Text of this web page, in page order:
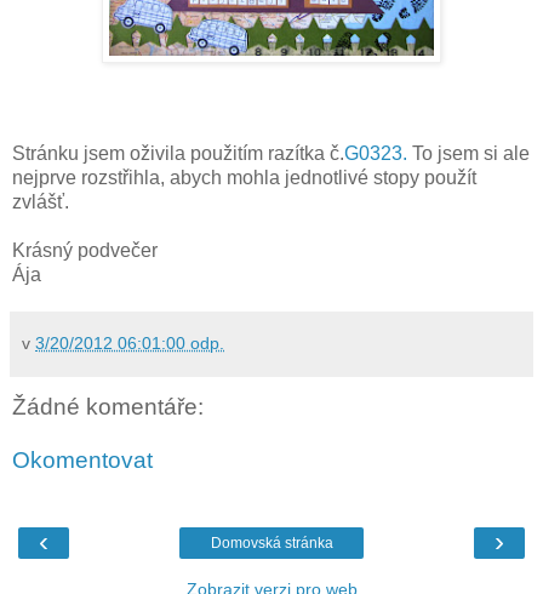
Stránku jsem oživila použitím razítka č.G0323. To jsem si ale
nejprve rozstřihla, abych mohla jednotlivé stopy použít
zvlášť.
Krásný podvečer
Ája
v 3/20/2012 06:01:00 odp.
Žádné komentáře:
Okomentovat
‹ ›
Domovská stránka
Zobrazit verzi pro web